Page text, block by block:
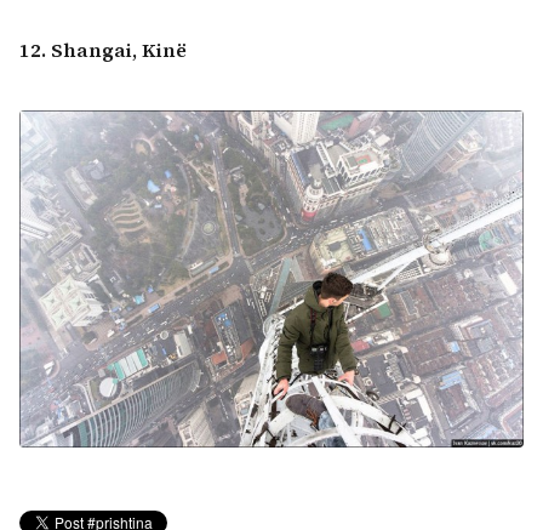
12. Shangai, Kinë